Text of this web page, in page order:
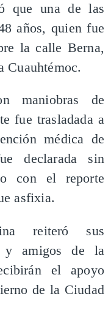
que una de las
años, quien fue
la calle Berna,
Cuauhtémoc.
maniobras de
fue trasladada a
médica de
declarada sin
con el reporte
asfixia.
reiteró sus
y amigos de la
el apoyo
de la Ciudad